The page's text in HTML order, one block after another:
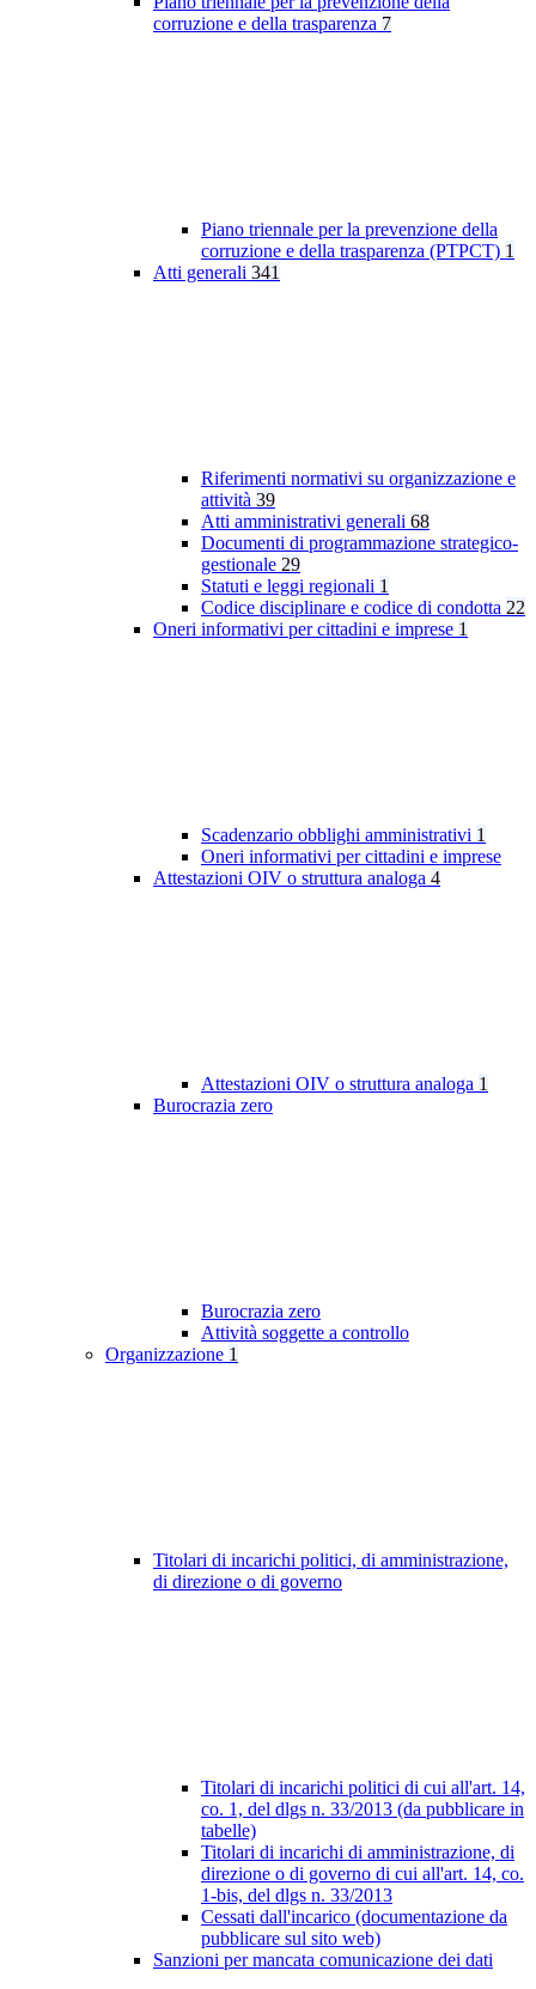
corruzione e della trasparenza 7
Piano triennale per la prevenzione della
corruzione e della trasparenza (PTPCT) 1
Atti generali 341
Riferimenti normativi su organizzazione e
attività 39
Atti amministrativi generali 68
Documenti di programmazione strategico-
gestionale 29
Statuti e leggi regionali 1
Codice disciplinare e codice di condotta 22
Oneri informativi per cittadini e imprese 1
Scadenzario obblighi amministrativi 1
Oneri informativi per cittadini e imprese
Attestazioni OIV o struttura analoga 4
Attestazioni OIV o struttura analoga 1
Burocrazia zero
Burocrazia zero
Attività soggette a controllo
Organizzazione 1
Titolari di incarichi politici, di amministrazione,
di direzione o di governo
Titolari di incarichi politici di cui all'art. 14,
co. 1, del dlgs n. 33/2013 (da pubblicare in
tabelle)
Titolari di incarichi di amministrazione, di
direzione o di governo di cui all'art. 14, co.
1-bis, del dlgs n. 33/2013
Cessati dall'incarico (documentazione da
pubblicare sul sito web)
Sanzioni per mancata comunicazione dei dati